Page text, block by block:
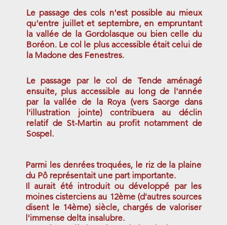
Le passage des cols n'est possible au mieux
qu'entre juillet et septembre, en empruntant
la vallée de la Gordolasque ou bien celle du
Boréon. Le col le plus accessible était celui de
la Madone des Fenestres.
Le passage par le col de Tende aménagé
ensuite, plus accessible au long de l'année
par la vallée de la Roya (vers Saorge dans
l'illustration jointe) contribuera au déclin
relatif de St-Martin au profit notamment de
Sospel.
Parmi les denrées troquées, le riz de la plaine
du Pô représentait une part importante.
Il aurait été introduit ou développé par les
moines cisterciens au 12ème (d'autres sources
disent le 14ème) siècle, chargés de valoriser
l'immense delta insalubre.